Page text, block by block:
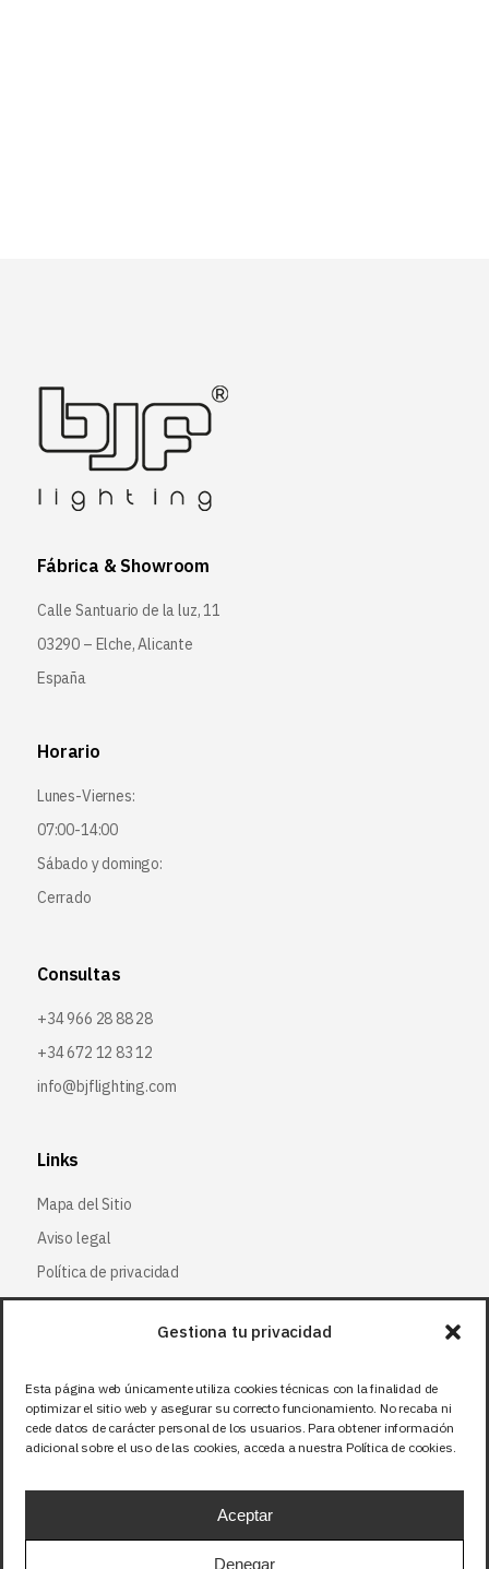
Gestiona tu privacidad
Esta página web únicamente utiliza cookies técnicas con la finalidad de
optimizar el sitio web y asegurar su correcto funcionamiento. No recaba ni
cede datos de carácter personal de los usuarios. Para obtener información
adicional sobre el uso de las cookies, acceda a nuestra Política de cookies.
Aceptar
Denegar
Fábrica & Showroom
Calle Santuario de la luz, 11
03290 – Elche, Alicante
España
Horario
Lunes-Viernes:
07:00-14:00
Sábado y domingo:
Cerrado
Consultas
+34 966 28 88 28
+34 672 12 83 12
info@bjflighting.com
Links
Mapa del Sitio
Aviso legal
Política de privacidad
Política de cookies
Síguenos
Facebook
X (Twitter)
Instagram